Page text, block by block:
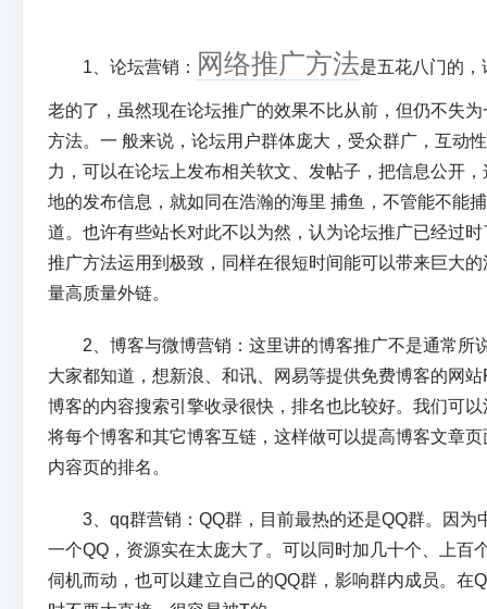
1、论坛营销： 网络推广方法是五花八门的
老的了，虽然现在论坛推广的效果不比从前，但仍不失
方法。一 般来说，论坛用户群体庞大，受众群广，互动
力，可以在论坛上发布相关软文、发帖子，把信息公开
地的发布信息，就如同在浩瀚的海里 捕鱼，不管能不能
道。也许有些站长对此不以为然，认为论坛推广已经过
推广方法运用到极致，同样在很短时间能可以带来巨大
量高质量外链。
2、博客与微博营销：这里讲的博客推广不是通常所
大家都知道，想新浪、和讯、网易等提供免费博客的网
博客的内容搜索引擎收录很快，排名也比较好。我们可
将每个博客和其它博客互链，这样做可以提高博客文章
内容页的排名。
3、qq群营销：QQ群，目前最热的还是QQ群。因为
一个QQ，资源实在太庞大了。可以同时加几十个、上百
伺机而动，也可以建立自己的QQ群，影响群内成员。在